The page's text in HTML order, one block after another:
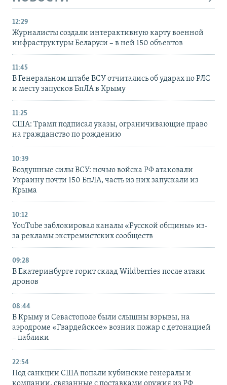
12:29
Журналисты создали интерактивную карту военной
инфраструктуры Беларуси – в ней 150 объектов
11:45
В Генеральном штабе ВСУ отчитались об ударах по РЛС
и месту запусков БпЛА в Крыму
11:25
США: Трамп подписал указы, ограничивающие право
на гражданство по рождению
10:39
Воздушные силы ВСУ: ночью войска РФ атаковали
Украину почти 150 БпЛА, часть из них запускали из
Крыма
10:12
YouTube заблокировал каналы «Русской общины» из-
за рекламы экстремистских сообществ
09:28
В Екатеринбурге горит склад Wildberries после атаки
дронов
08:44
В Крыму и Севастополе были слышны взрывы, на
аэродроме «Гвардейское» возник пожар с детонацией
– паблики
22:54
Под санкции США попали кубинские генералы и